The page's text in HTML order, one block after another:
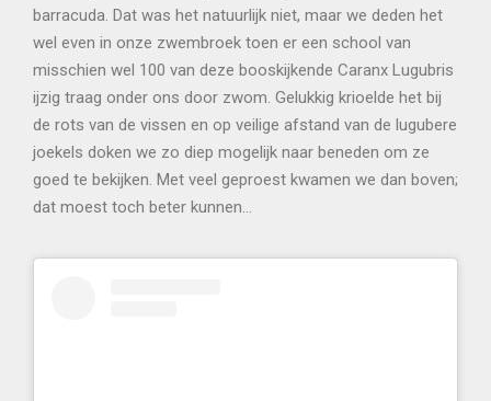
barracuda. Dat was het natuurlijk niet, maar we deden het
wel even in onze zwembroek toen er een school van
misschien wel 100 van deze booskijkende Caranx Lugubris
ijzig traag onder ons door zwom. Gelukkig krioelde het bij
de rots van de vissen en op veilige afstand van de lugubere
joekels doken we zo diep mogelijk naar beneden om ze
goed te bekijken. Met veel geproest kwamen we dan boven;
dat moest toch beter kunnen…